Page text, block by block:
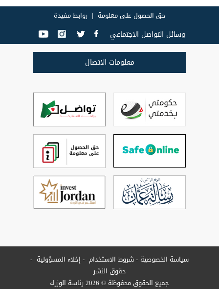
حق الحصول على معلومة روابط مفيدة
وسائل التواصل الاجتماعي
معلومات الاتصال
سياسة الخصوصية شروط الاستخدام
إخلاء المسؤولية
حقوق النشر
جميع الحقوق محفوظة © 2026 رئاسة الوزراء